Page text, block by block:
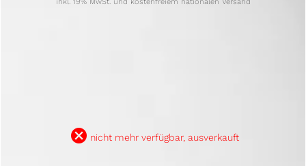
B nicht mehr verfügbar, ausverkauft